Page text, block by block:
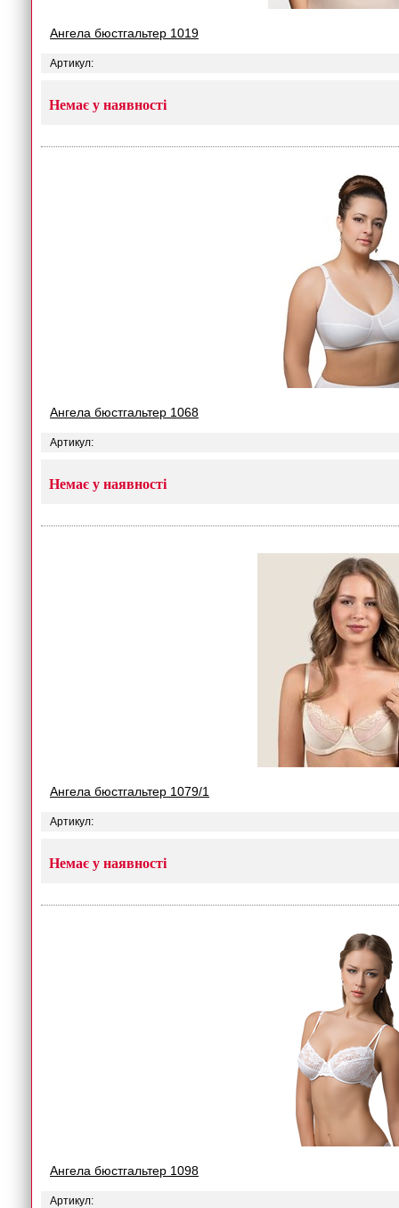
Ангела бюстгальтер 1019
Артикул:
Немає у наявності
Ангела бюстгальтер 1068
Артикул:
Немає у наявності
Ангела бюстгальтер 1079/1
Артикул:
Немає у наявності
Ангела бюстгальтер 1098
Артикул: